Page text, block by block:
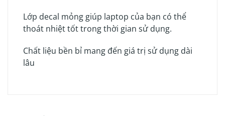
Lớp decal mỏng giúp laptop của bạn có thể
thoát nhiệt tốt trong thời gian sử dụng.
Chất liệu bền bỉ mang đến giá trị sử dụng dài
lâu